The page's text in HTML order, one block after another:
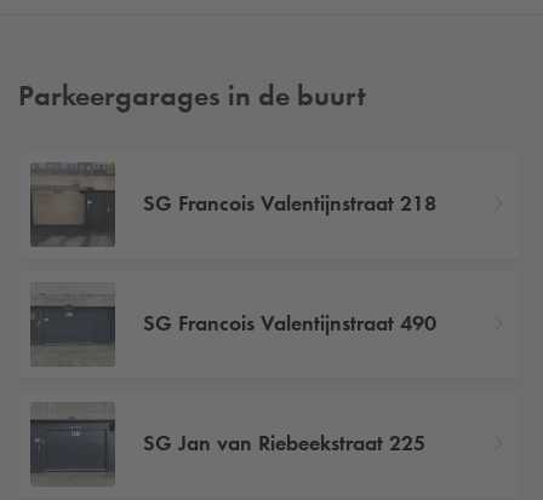
Parkeergarages in de buurt
SG Francois Valentijnstraat 218
SG Francois Valentijnstraat 490
SG Jan van Riebeekstraat 225